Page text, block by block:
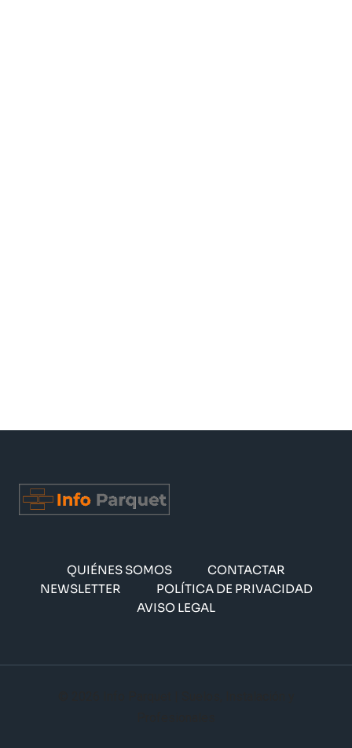
QUIÉNES SOMOS
CONTACTAR
NEWSLETTER
POLÍTICA DE PRIVACIDAD
AVISO LEGAL